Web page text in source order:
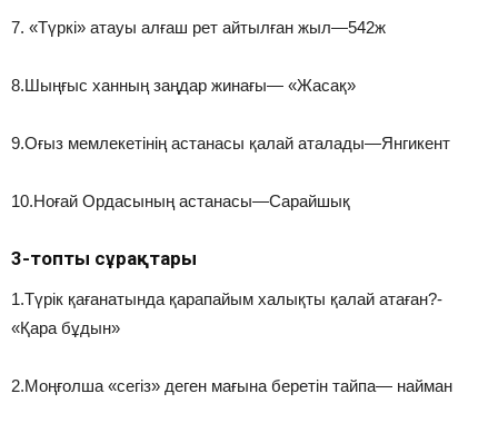
7. «Түркі» атауы алғаш рет айтылған жыл—542ж
8.Шыңғыс ханның заңдар жинағы— «Жасақ»
9.Оғыз мемлекетінің астанасы қалай аталады—Янгикент
10.Ноғай Ордасының астанасы—Сарайшық
3-топтың сұрақтары
1.Түрік қағанатында қарапайым халықты қалай атаған?-
«Қара бұдын»
2.Моңғолша «сегіз» деген мағына беретін тайпа— найман